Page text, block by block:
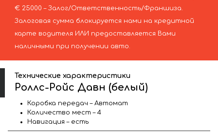
€ 25000 – Залог/Ответственность/Франшиза.
Залоговая сумма блокируется нами на кредитной
карте водителя ИЛИ предоставляется Вами
наличными при получении авто.
Технические характеристики
Роллс-Ройс Давн (белый)
Коробка передач – Автомат
Количество мест – 4
Навигация – есть